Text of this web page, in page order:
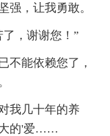
强，让我勇敢。
，谢谢您！”
不能依赖您了，
我几十年的养
大的'爱……